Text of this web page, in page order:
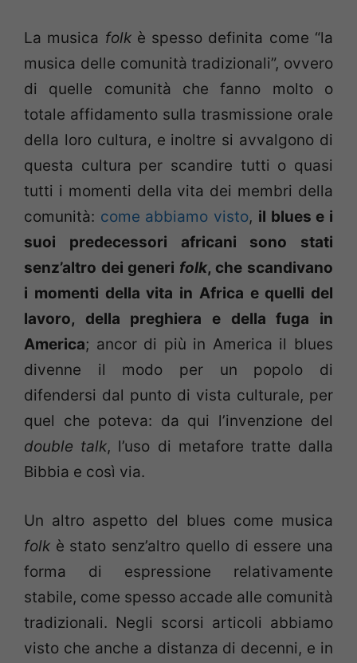
La musica folkè spesso definita come “la
musica delle comunità tradizionali”, ovvero
di quelle comunità che fanno molto o
totale affidamento sulla trasmissione orale
della loro cultura, e inoltre si avvalgono di
questa cultura per scandire tutti o quasi
tutti i momenti della vita dei membri della
comunità: come abbiamo visto, il blues e i
suoi predecessori africani sono stati
senz’altro dei generi folk, che scandivano
i momenti della vita in Africa e quelli del
lavoro, della preghiera e della fuga in
America; ancor di più in America il blues
divenne il modo per un popolo di
difendersi dal punto di vista culturale, per
quel che poteva: da qui l’invenzione del
double talk, l’uso di metafore tratte dalla
Bibbia e così via.
Un altro aspetto del blues come musica
folk è stato senz’altro quello di essere una
forma di espressione relativamente
stabile, come spesso accade alle comunità
tradizionali. Negli scorsi articoli abbiamo
visto che anche a distanza di decenni, e in